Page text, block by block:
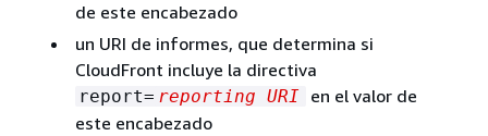
de este encabezado
un URI de informes, que determina si
CloudFront incluye la directiva
report= reporting URI
en el valor de
este encabezado